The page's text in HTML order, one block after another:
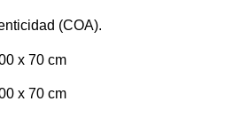
(COA).
x 70 cm
x 70 cm